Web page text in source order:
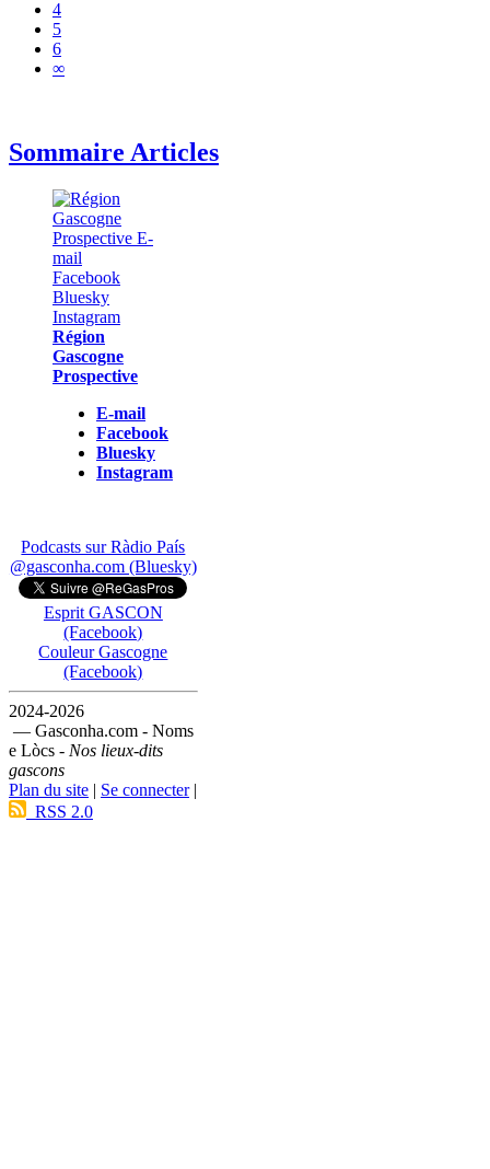
4
5
6
∞
Sommaire Articles
Région
Gascogne
Prospective
E-mail
Facebook
Bluesky
Instagram
Podcasts sur Ràdio País
@gasconha.com (Bluesky)
Esprit GASCON
(Facebook)
Couleur Gascogne
(Facebook)
2024-2026
— Gasconha.com - Noms
e Lòcs - Nos lieux-dits
gascons
Plan du site | Se connecter|
RSS 2.0